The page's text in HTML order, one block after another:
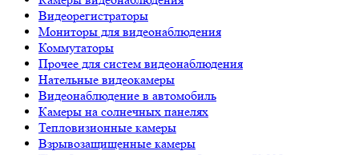
Видеорегистраторы
Мониторы для видеонаблюдения
Коммутаторы
Прочее для систем видеонаблюдения
Нательные видеокамеры
Видеонаблюдение в автомобиль
Камеры на солнечных панелях
Тепловизионные камеры
Взрывозащищенные камеры